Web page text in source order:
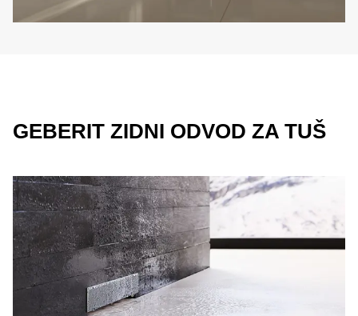
GEBERIT ZIDNI ODVOD ZA TUŠ